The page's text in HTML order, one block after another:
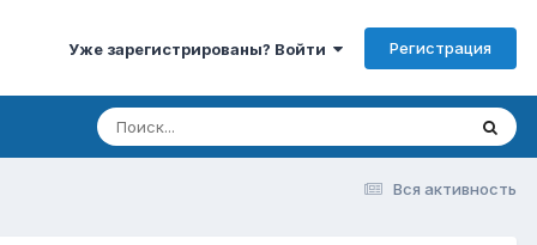
Уже зарегистрированы? Войти Регистрация
Вся активность